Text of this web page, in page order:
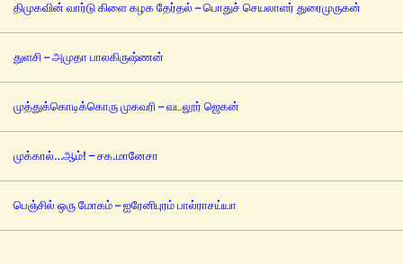
திமுகவின் வார்டு கிளை கழக தேர்தல் – பொதுச் செயலாளர் துரைமுருகன்
துளசி – அமுதா பாலகிருஷ்ணன்
முத்துக்கொடிக்கொரு முகவரி – வடலூர் ஜெகன்
முக்கால்…ஆம்! – சக.மானேசா
பெஞ்சில் ஒரு மோகம் – ஐரேனிபுரம் பால்ராசய்யா